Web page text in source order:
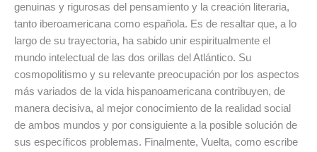
genuinas y rigurosas del pensamiento y la creación literaria,
tanto iberoamericana como española. Es de resaltar que, a lo
largo de su trayectoria, ha sabido unir espiritualmente el
mundo intelectual de las dos orillas del Atlántico. Su
cosmopolitismo y su relevante preocupación por los aspectos
más variados de la vida hispanoamericana contribuyen, de
manera decisiva, al mejor conocimiento de la realidad social
de ambos mundos y por consiguiente a la posible solución de
sus específicos problemas. Finalmente, Vuelta, como escribe